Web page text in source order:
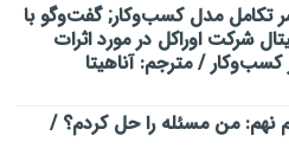
تکامل مدل کسب‌و‌کار; گفت‌وگو با
شرکت اوراکل در مورد اثرات
کسب‌وکار / مترجم: آناهیتا
نهم: من مسئله را حل کردم؟ /